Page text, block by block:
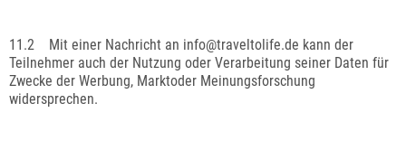
11.2 Mit einer Nachricht an info@traveltolife.de kann der
Teilnehmer auch der Nutzung oder Verarbeitung seiner Daten für
Zwecke der Werbung, Marktoder Meinungsforschung
widersprechen.